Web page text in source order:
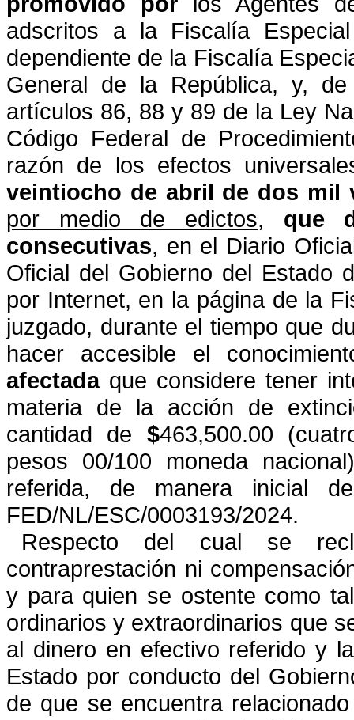
adscritos a la Fiscalía
dependiente de la Fiscalía
General de la República, y,
artículos 86, 88 y 89 de la Ley
Código Federal de
razón de los efectos
veintiocho de abril de dos mil
por medio de edictos, que
consecutivas, en el Diario
Oficial del Gobierno del Estado
por Internet, en la página de la
juzgado, durante el tiempo que
hacer
accesible el
afectadaque considere tener
materia de la acción de
cantidad de
$463,500.00
pesos 00/100 moneda
referida, de manera inicial
FED/NL/ESC/0003193/2024.
Respecto del cual se
contraprestación ni
y para quien se ostente como
ordinarios y extraordinarios que
al dinero en efectivo referido y
Estado por conducto del
de que se encuentra